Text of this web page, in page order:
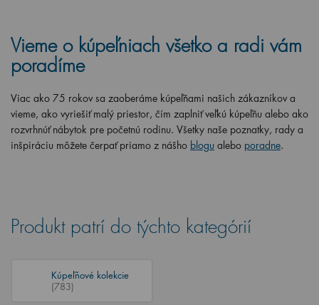
Vieme o kúpeľniach všetko a radi vám
poradíme
Viac ako 75 rokov sa zaoberáme kúpeľňami našich zákazníkov a
vieme, ako vyriešiť malý priestor, čím zaplniť veľkú kúpeľňu alebo ako
rozvrhnúť nábytok pre početnú rodinu. Všetky naše poznatky, rady a
inšpiráciu môžete čerpať priamo z nášho blogu alebo poradne.
Produkt patrí do týchto kategórií
Kúpeľňové kolekcie
(783)